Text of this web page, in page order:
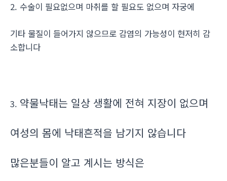
2. 수술이 필요없으며 마취를 할 필요도 없으며 자궁에
기타 물질이 들어가지 않으므로 감염의 가능성이 현저히 감
소합니다
3. 약물낙태는 일상 생활에 전혀 지장이 없으며
여성의 몸에 낙태흔적을 남기지 않습니다
많은분들이 알고 계시는 방식은